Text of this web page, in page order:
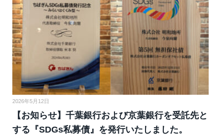
2026年5月12日
【お知らせ】千葉銀行および京葉銀行を受託先と
する『SDGs私募債』を発行いたしました。